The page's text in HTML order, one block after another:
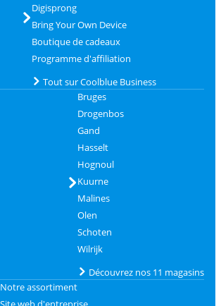
Digisprong
Bring Your Own Device
Boutique de cadeaux
Programme d'affiliation
Tout sur Coolblue Business
Bruges
Drogenbos
Gand
Hasselt
Hognoul
Kuurne
Malines
Olen
Schoten
Wilrijk
Découvrez nos 11 magasins
Notre assortiment